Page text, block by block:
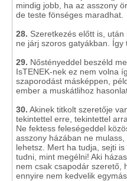
mindig jobb, ha az asszony
de teste fönséges maradhat.
28. Szeretkezés előtt is,
ne járj szoros gatyákban. Így
29. Nőstényeddel beszéld
IsTENEK-nek ez nem volna
szaporodást másképpen,
ember a muskátlihoz
30. Akinek titkolt szeretője
tekintettel erre, tekintettel
Ne fektess feleségeddel
asszony házában ne
lehetsz. Mert ha tudja, sejti
tudni, mint megélni! Aki
nem csak csapodár szerető,
ennyire nem kedvelik